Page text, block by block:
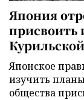
Япония
присвоить
Японское
изучить
общества